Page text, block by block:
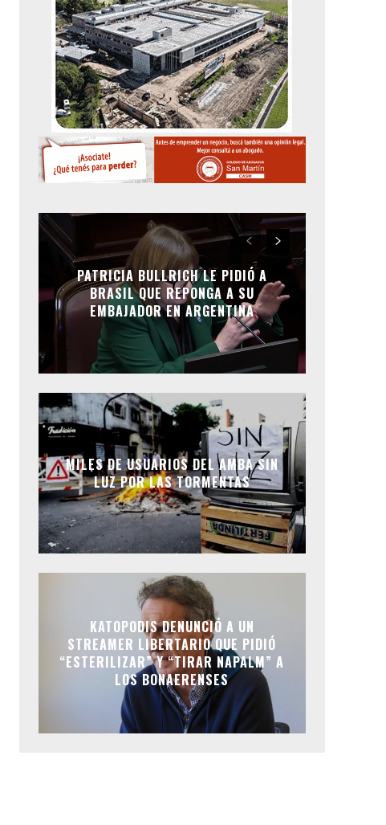
PATRICIA BULLRICH LE PIDIÓ A
BRASIL QUE REPONGA A SU
EMBAJADOR EN ARGENTINA
MILES DE USUARIOS DEL AMBA SIN
LUZ POR LAS TORMENTAS
KATOPODIS DENUNCIÓ A UN
STREAMER LIBERTARIO QUE PIDIÓ
“ESTERILIZAR” Y “TIRAR NAPALM” A
LOS BONAERENSES